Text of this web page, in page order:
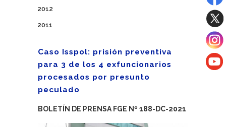
2012
2011
Caso Isspol: prisión preventiva
para 3 de los 4 exfuncionarios
procesados por presunto
peculado
BOLETÍN DE PRENSA FGE Nº 188-DC-2021